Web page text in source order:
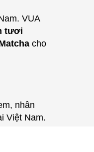
VUA
tươi
cho
nhân
Việt Nam.